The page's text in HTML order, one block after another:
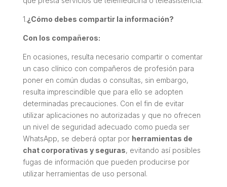
1.¿Cómo debes compartir la información?
Con los compañeros:
En ocasiones, resulta necesario compartir o comentar
un caso clínico con compañeros de profesión para
poner en común dudas o consultas, sin embargo,
resulta imprescindible que para ello se adopten
determinadas precauciones. Con el fin de evitar
utilizar aplicaciones no autorizadas y que no ofrecen
un nivel de seguridad adecuado como pueda ser
WhatsApp, se deberá optar por herramientas de
chat corporativas y seguras, evitando así posibles
fugas de información que pueden producirse por
utilizar herramientas de uso personal.